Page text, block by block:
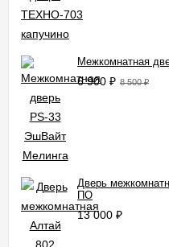
Межкомнатная
6 900 ₽ 8 500₽
Дверь
ПО
13 000 ₽